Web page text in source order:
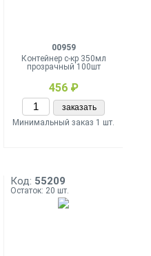
00959
Контейнер с-кр 350мл
прозрачный 100шт
456 ₽
заказать
Минимальный заказ 1 шт.
Код: 55209
Остаток: 20 шт.